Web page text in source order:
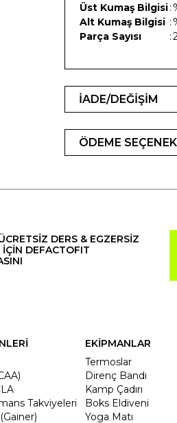
Üst Kumaş Bilgisi:
Alt Kumaş Bilgisi :
Parça Sayısı
:
İADE/DEĞİŞİM
ÖDEME
DERS & EGZERSİZ
DEFACTOFIT
Takviyeleri
EKİPMANLAR
Termoslar
Direnç Bandı
Kamp Çadırı
Boks Eldiveni
Yoga Matı